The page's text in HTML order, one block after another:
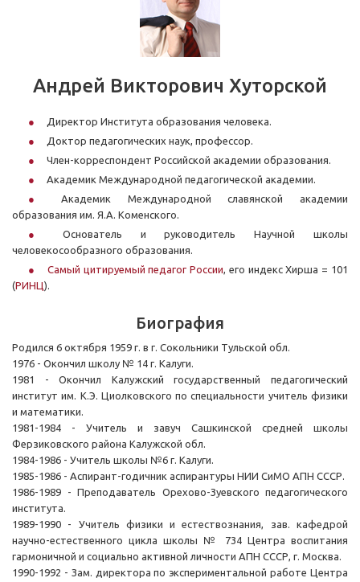
Андрей Викторович Хуторской
Директор Института образования человека.
Доктор педагогических наук, профессор.
Член-корреспондент Российской академии образования.
Академик Международной педагогической академии.
Академик Международной славянской академии
образования им. Я.А. Коменского.
Основатель и руководитель Научной школы
человекосообразного образования.
Самый цитируемый педагог России, его индекс Хирша = 101
(РИНЦ).
Биография
Родился 6 октября 1959 г. в г. Сокольники Тульской обл.
1976 - Окончил школу № 14 г. Калуги.
1981 - Окончил Калужский государственный педагогический
институт им. К.Э. Циолковского по специальности учитель физики
и математики.
1981-1984 - Учитель и завуч Сашкинской средней школы
Ферзиковского района Калужской обл.
1984-1986 - Учитель школы №6 г. Калуги.
1985-1986 - Аспирант-годичник аспирантуры НИИ СиМО АПН СССР.
1986-1989 - Преподаватель Орехово-Зуевского педагогического
института.
1989-1990 - Учитель физики и естествознания, зав. кафедрой
научно-естественного цикла школы № 734 Центра воспитания
гармоничной и социально активной личности АПН СССР, г. Москва.
1990-1992 - Зам. директора по экспериментальной работе Центра